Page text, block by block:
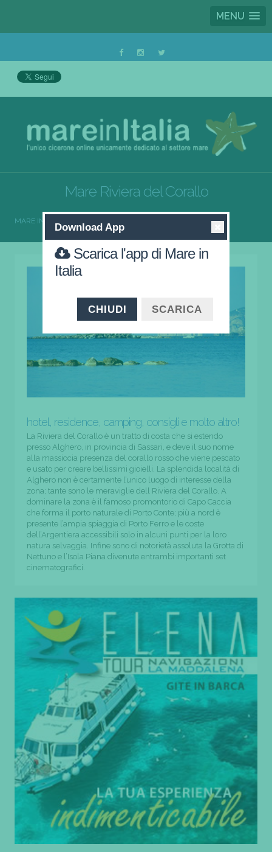
MENU
Mare Riviera del Corallo
MARE IN ITALIA
hotel, residence, camping, consigli e molto altro!
La Riviera del Corallo è un tratto di costa che si estendo
presso Alghero, in provincia di Sassari, e deve il suo nome
alla massiccia presenza del corallo rosso che viene pescato
e usato per creare bellissimi gioielli. La splendida località di
Alghero non è certamente l’unico luogo di interesse della
zona; tante sono le meraviglie dell Riviera del Corallo. A
dominare la zona è il famoso promontorio di Capo Caccia
che forma il porto naturale di Porto Conte; più a nord è
presente l’ampia spiaggia di Porto Ferro e le coste
dell’Argentiera accessibili solo in alcuni punti per la loro
natura selvaggia. Infine sono di notorietà assoluta la Grotta di
Nettuno e l’Isola Piana divenute entrambi importanti set
cinematografici.
Download App
Scarica l'app di Mare in
Italia
CHIUDI SCARICA